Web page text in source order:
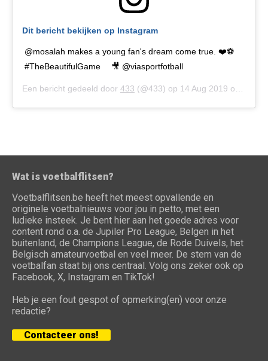
Dit bericht bekijken op Instagram
@mosalah makes a young fan's dream come true. ❤️⚽
#TheBeautifulGame ⠀ 🎥 @viasportfotball
Een bericht gedeeld door 433 (@433) op 14 Aug 2019 om 1:36 (PDT)
Wat is voetbalflitsen?
Voetbalflitsen.be heeft het meest opvallende en
originele voetbalnieuws voor jou in petto, met een
ludieke insteek. Je bent hier aan het goede adres voor
content rond o.a. de Jupiler Pro League, Belgen in het
buitenland, de Champions League, de Rode Duivels, het
Belgisch amateurvoetbal en veel meer. De stem van de
voetbalfan staat bij ons centraal. Volg ons zeker ook op
Facebook, X, Instagram en TikTok!
Heb je een fout gespot of opmerking(en) voor onze
redactie?
Contacteer ons!